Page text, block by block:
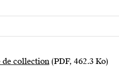
de collection (PDF, 462.3 Ko)